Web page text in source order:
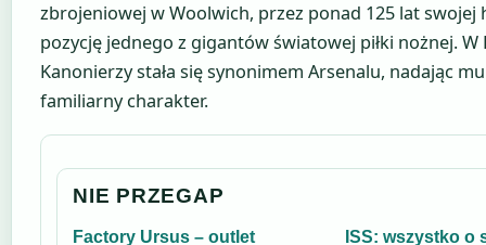
zbrojeniowej w Woolwich, przez ponad 125 lat swojej
pozycję jednego z gigantów światowej piłki nożnej. W
Kanonierzy stała się synonimem Arsenalu, nadając
familiarny charakter.
NIE PRZEGAP
Factory Ursus – outlet
ISS: wszystko o